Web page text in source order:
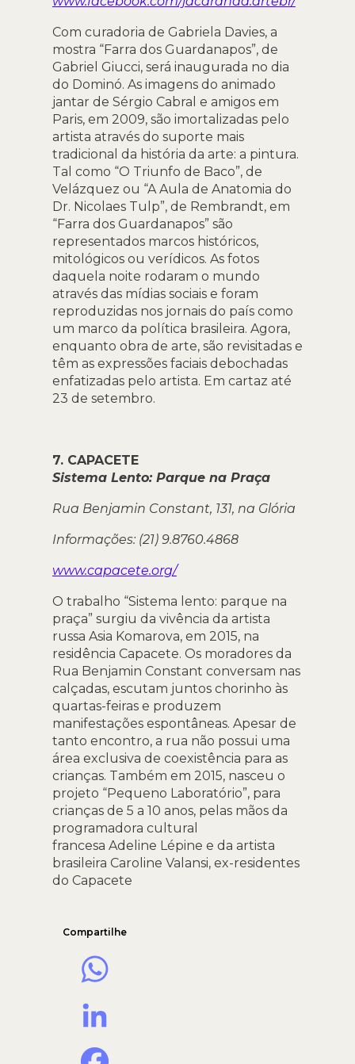
Com curadoria de Gabriela Davies, a
mostra “Farra dos Guardanapos”, de
Gabriel Giucci, será inaugurada no dia
do Dominó. As imagens do animado
jantar de Sérgio Cabral e amigos em
Paris, em 2009, são imortalizadas pelo
artista através do suporte mais
tradicional da história da arte: a pintura.
Tal como “O Triunfo de Baco”, de
Velázquez ou “A Aula de Anatomia do
Dr. Nicolaes Tulp”, de Rembrandt, em
“Farra dos Guardanapos” são
representados marcos históricos,
mitológicos ou verídicos. As fotos
daquela noite rodaram o mundo
através das mídias sociais e foram
reproduzidas nos jornais do país como
um marco da política brasileira. Agora,
enquanto obra de arte, são revisitadas e
têm as expressões faciais debochadas
enfatizadas pelo artista. Em cartaz até
23 de setembro.
7. CAPACETE
Sistema Lento: Parque na Praça
Rua Benjamin Constant, 131, na Glória
Informações: (21) 9.8760.4868
www.capacete.org/
O trabalho “Sistema lento: parque na
praça” surgiu da vivência da artista
russa Asia Komarova, em 2015, na
residência Capacete. Os moradores da
Rua Benjamin Constant conversam nas
calçadas, escutam juntos chorinho às
quartas-feiras e produzem
manifestações espontâneas. Apesar de
tanto encontro, a rua não possui uma
área exclusiva de coexistência para as
crianças. Também em 2015, nasceu o
projeto “Pequeno Laboratório”, para
crianças de 5 a 10 anos, pelas mãos da
programadora cultural
francesa Adeline Lépine e da artista
brasileira Caroline Valansi, ex-residentes
do Capacete
Compartilhe